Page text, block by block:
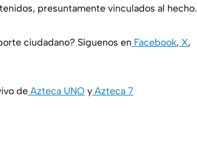
presuntamente vinculados al hecho.
ciudadano? Síguenos en Facebook, X,
de Azteca UNO y Azteca 7